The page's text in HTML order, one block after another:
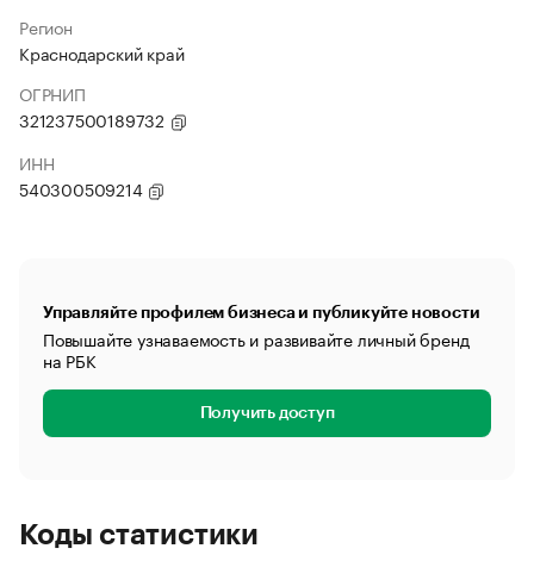
Регион
Краснодарский край
ОГРНИП
321237500189732
ИНН
540300509214
Управляйте профилем бизнеса и публикуйте новости
Повышайте узнаваемость и развивайте личный бренд
на РБК
Получить доступ
Коды статистики